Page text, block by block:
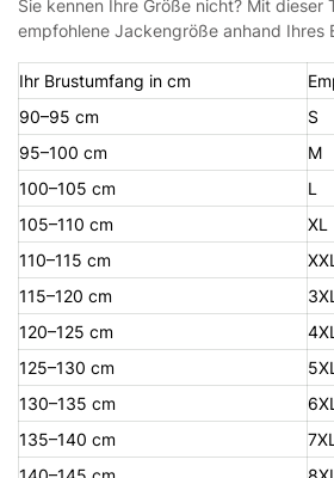
Sie kennen Ihre Größe nicht? Mit dieser
empfohlene Jackengröße anhand Ihres
Ihr Brustumfang in cm
90–95 cm
S
95–100 cm
M
100–105 cm
L
105–110 cm
XL
110–115 cm
115–120 cm
120–125 cm
125–130 cm
130–135 cm
135–140 cm